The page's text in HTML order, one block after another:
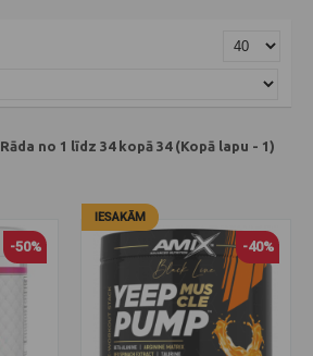
Rāda no 1 līdz 34 kopā 34 (Kopā lapu - 1)
-50%
IESAKĀM
-40%